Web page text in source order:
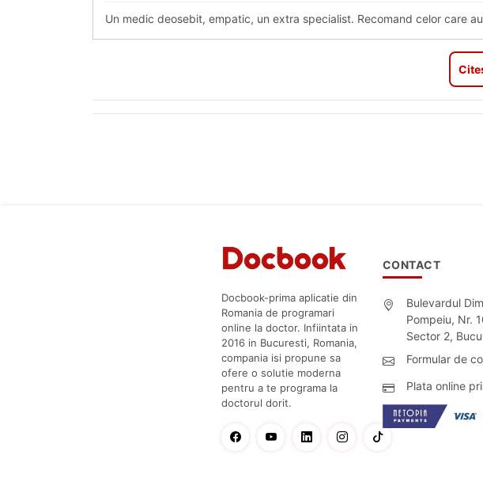
Un medic deosebit, empatic, un extra specialist. Recomand celor care
Docbook-prima aplicatie din
Romania de programari
online la doctor. Infiintata in
2016 in Bucuresti, Romania,
compania isi propune sa
ofere o solutie moderna
pentru a te programa la
doctorul dorit.
CONTACT
Bulevardul
Pompeiu, Nr.
Sector 2,
Formular de
Plata online